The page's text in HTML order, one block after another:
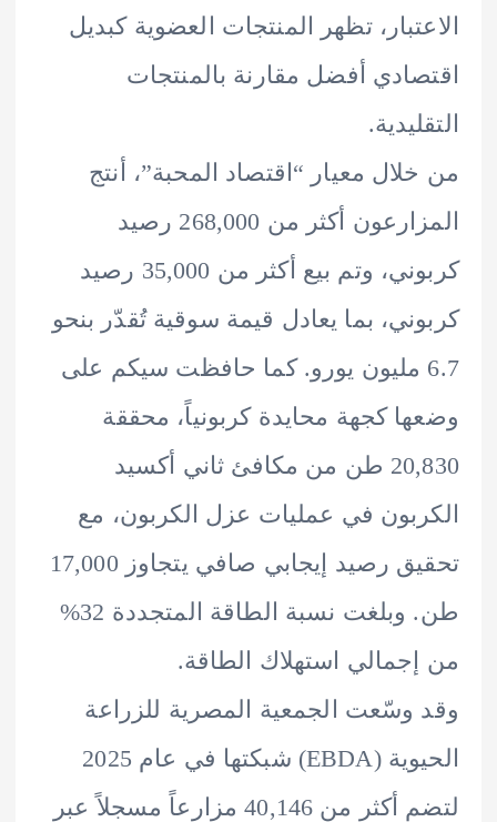
تظهر المنتجات العضوية كبديل
أفضل مقارنة بالمنتجات
معيار “اقتصاد المحبة”، أنتج
المزارعون أكثر من 268,000 رصيد
كربوني، وتم بيع أكثر من 35,000 رصيد
بما يعادل قيمة سوقية تُقدّر بنحو
مليون يورو. كما حافظت سيكم على
كجهة محايدة كربونياً، محققة
20,830 طن من مكافئ ثاني أكسيد
في عمليات عزل الكربون، مع
تحقيق رصيد إيجابي صافي يتجاوز 17,000
طن. وبلغت نسبة الطاقة المتجددة 32%
استهلاك الطاقة.
الجمعية المصرية للزراعة
الحيوية (EBDA) شبكتها في عام 2025
لتضم أكثر من 40,146 مزارعاً مسجلاً عبر